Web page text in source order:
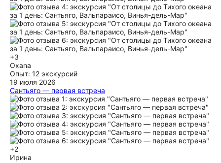
+3
Oxana
Опыт: 12 экскурсий
19 июля 2026
Сантьяго — первая встреча
Это было наше первое знакомство с Сантьяго, и благодаря
Марату оно получилось очень насыщенным и
запоминающимся, несмотря на дождливую погоду. Из-за
дождя день начался с посещения Музея доколумбового
искусства, где нас сопровождал сотрудник музея. Он
показал множество уникальных экспонатов и рассказал о
культуре древних народов Южной Америки. Особенно
впечатлили мумии из пустыни Атакама и узелковое письмо
+2
Ирина